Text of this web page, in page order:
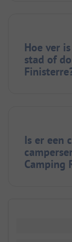
Hoe ver
stad of
Is er een
Camping